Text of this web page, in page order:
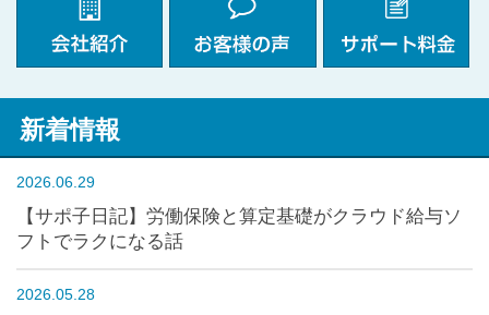
新着情報
2026.06.29
【サポ子日記】労働保険と算定基礎がクラウド給与ソ
フトでラクになる話
2026.05.28